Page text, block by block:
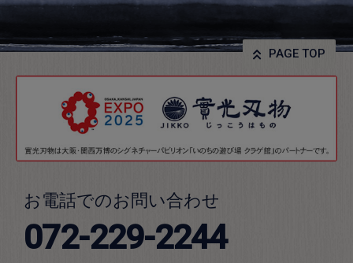
PAGE TOP
お電話でのお問い合わせ
072-229-2244